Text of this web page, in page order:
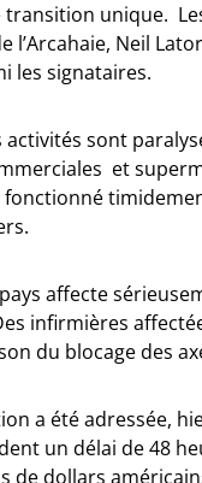
unique.
l’Arcahaie, Neil
les signataires.
activités sont
et
affecte
infirmières
du blocage des
a été adressée,
un délai de 48
de dollars